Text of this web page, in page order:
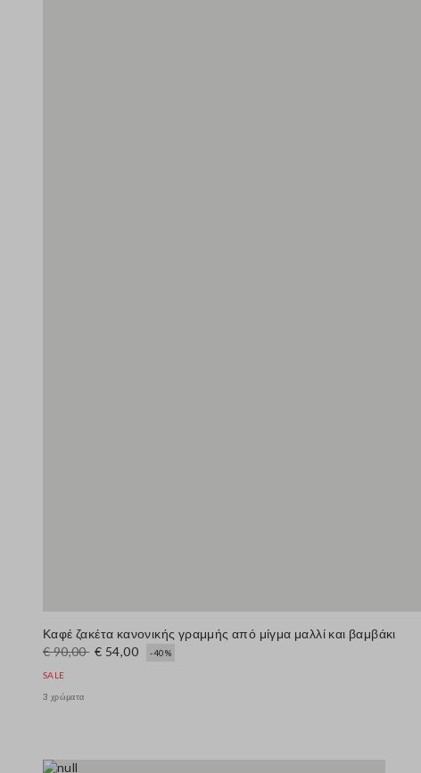
Καφέ ζακέτα κανονικής γραμμής από μίγμα μαλλί και βαμβάκι
€ 90,00 € 54,00 -40%
SALE
3 χρώματα